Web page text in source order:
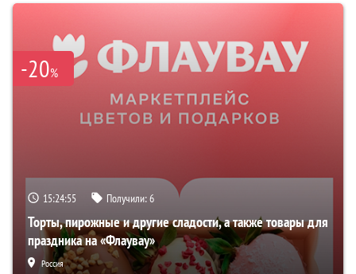
-20%
15:24:55 Получили:6
Торты, пирожные и другие сладости, а также товары для
праздника на «Флаувау»
Россия